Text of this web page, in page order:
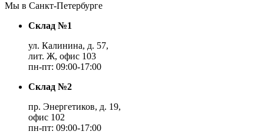
Мы в Санкт-Петербурге
Склад №1
ул. Калинина, д. 57,
лит. Ж, офис 103
пн-пт: 09:00-17:00
Склад №2
пр. Энергетиков, д. 19,
офис 102
пн-пт: 09:00-17:00